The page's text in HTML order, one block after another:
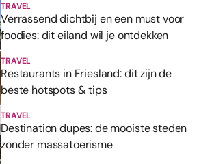
TRAVEL
Verrassend dichtbij en een must voor
foodies: dit eiland wil je ontdekken
TRAVEL
Restaurants in Friesland: dit zijn de
beste hotspots & tips
TRAVEL
Destination dupes: de mooiste steden
zonder massatoerisme